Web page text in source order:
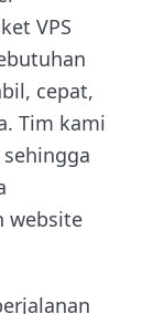
VPS
cepat,
Tim kami
website